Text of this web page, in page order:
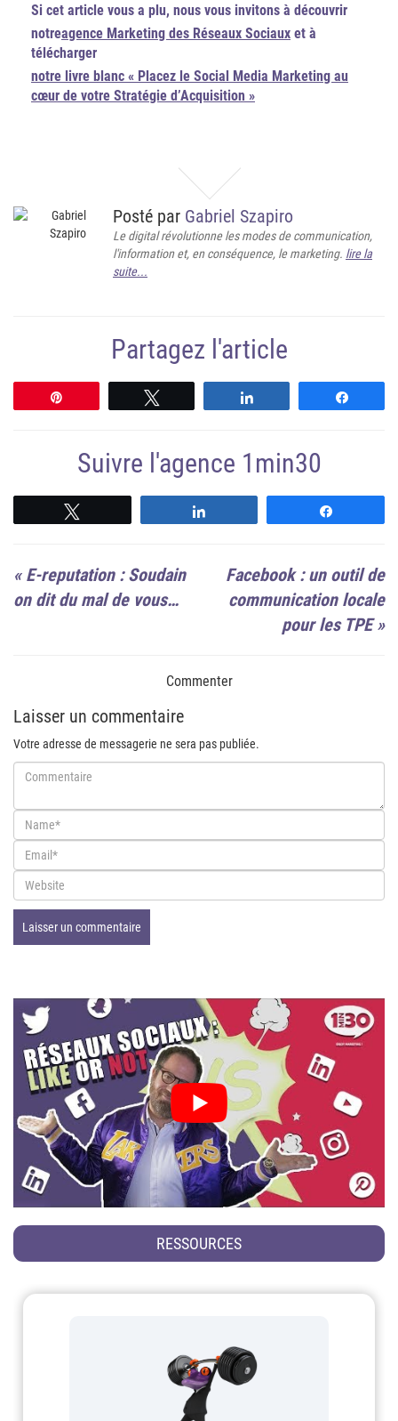
Si cet article vous a plu, nous vous invitons à découvrir
notreagence Marketing des Réseaux Sociaux et à
télécharger
notre livre blanc « Placez le Social Media Marketing au
cœur de votre Stratégie d’Acquisition »
Posté par Gabriel Szapiro
Le digital révolutionne les modes de communication,
l'information et, en conséquence, le marketing. lire la
suite...
Partagez l'article
Suivre l'agence 1min30
« E-reputation : Soudain
on dit du mal de vous…
Facebook : un outil de
communication locale
pour les TPE»
Commenter
Laisser un commentaire
Votre adresse de messagerie ne sera pas publiée.
RESSOURCES